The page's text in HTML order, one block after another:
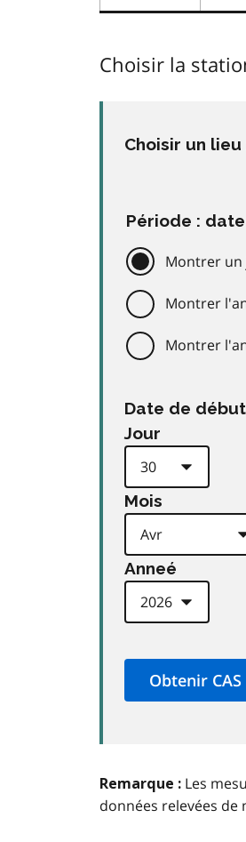
Choisir la
Choisir un lieu
Période :
Montrer
Montrer
Montrer
Date de
Jour
Mois
Anneé
Remarque : Les
données relevées